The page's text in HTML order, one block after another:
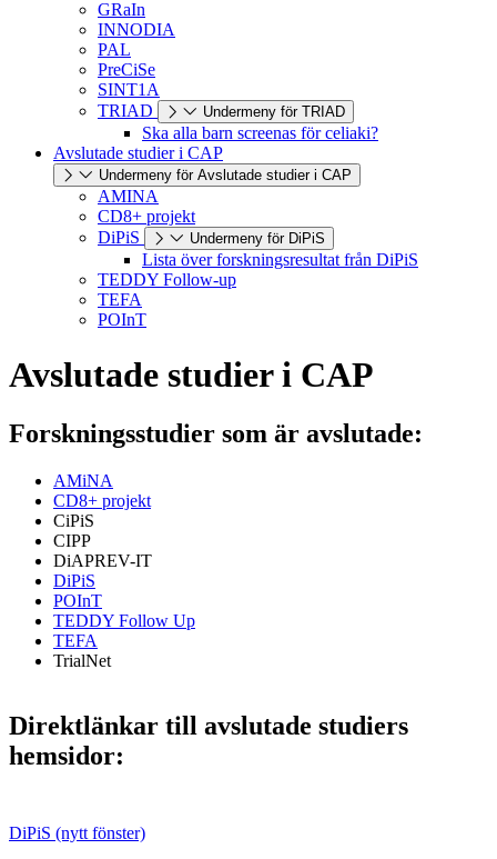
GRaIn
INNODIA
PAL
PreCiSe
SINT1A
TRIAD
Undermeny för TRIAD
Ska alla barn screenas för celiaki?
Avslutade studier i CAP
Undermeny för Avslutade studier i CAP
AMINA
CD8+ projekt
DiPiS
Undermeny för DiPiS
Lista över forskningsresultat från DiPiS
TEDDY Follow-up
TEFA
POInT
Avslutade studier i CAP
Forskningsstudier som är avslutade:
AMiNA
CD8+ projekt
CiPiS
CIPP
DiAPREV-IT
DiPiS
POInT
TEDDY Follow Up
TEFA
TrialNet
Direktlänkar till avslutade studiers
hemsidor:
DiPiS (nytt fönster)